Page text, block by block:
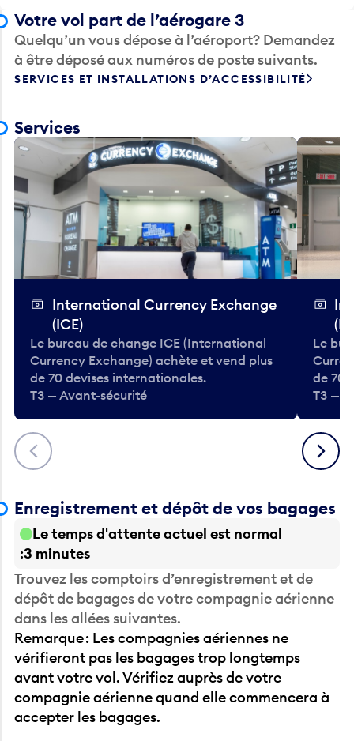
Votre vol part de l’aérogare 3
Quelqu’un vous dépose à l’aéroport? Demandez
à être déposé aux numéros de poste suivants.
SERVICES ET INSTALLATIONS D’ACCESSIBILITÉ
Services
Précédent
International Currency Exchange
(ICE)
Le bureau de change ICE (International
Currency Exchange) achète et vend plus
de 70 devises internationales.
T3 — Avant-sécurité
Le
de 70
T3 —
Suivant
Enregistrement et dépôt de vos bagages
Le temps d'attente actuel est normal
3 minutes
Trouvez les comptoirs d’enregistrement et de
dépôt de bagages de votre compagnie aérienne
dans les allées suivantes.
Remarque : Les compagnies aériennes ne
vérifieront pas les bagages trop longtemps
avant votre vol. Vérifiez auprès de votre
compagnie aérienne quand elle commencera à
accepter les bagages.